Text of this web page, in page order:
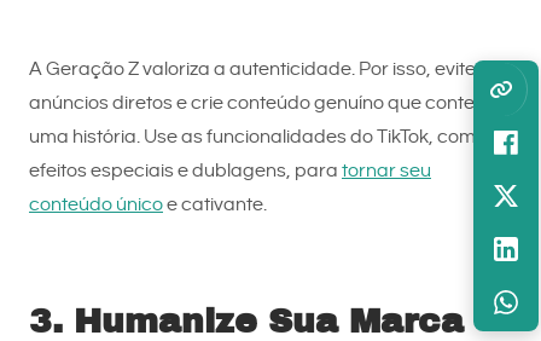
A Geração Z valoriza a autenticidade. Por isso, evite
anúncios diretos e crie conteúdo genuíno que conte
uma história. Use as funcionalidades do TikTok, como
efeitos especiais e dublagens, para tornar seu
conteúdo únicoe cativante.
3. Humanize Sua Marca